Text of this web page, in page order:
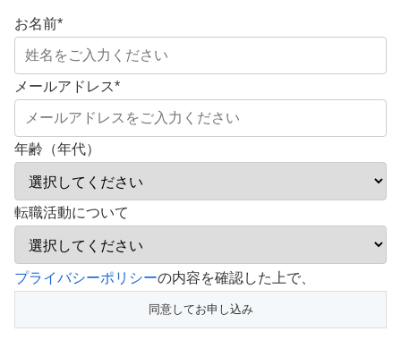
お名前*
メールアドレス*
年齢（年代）
転職活動について
こ
フ
プライバシーポリシーの内容を確認した上で、